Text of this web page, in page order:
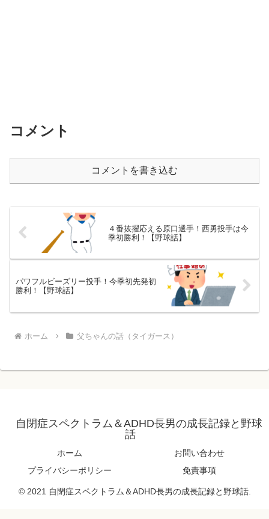
コメント
コメントを書き込む
４番抜擢応える原口選手！西勇投手は今
季初勝利！【野球話】
パワフルビーズリー投手！今季初先発初
勝利！【野球話】
ホーム 父ちゃんの話（タイガース）
自閉症スペクトラム＆ADHD長男の成長記録と野球
話
ホーム
お問い合わせ
プライバシーポリシー
免責事項
© 2021 自閉症スペクトラム＆ADHD長男の成長記録と野球話.